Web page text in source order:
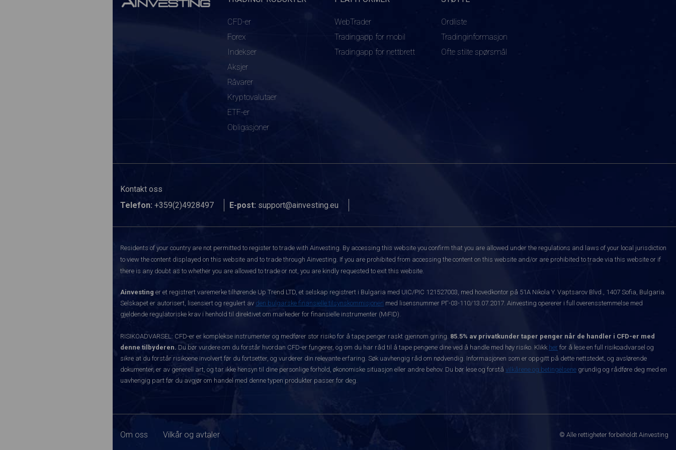
CFD-er
Forex
Indekser
Aksjer
Råvarer
Kryptovalutaer
ETF-er
Obligasjoner
WebTrader
Tradingapp for mobil
Tradingapp for nettbrett
Ordliste
Tradinginformasjon
Ofte stilte spørsmål
Kontakt oss
Telefon: +359(2)4928497 E-post: support@ainvesting.eu
Residents of your country are not permitted to register to trade with Ainvesting. By accessing this website you confirm that you are allowed under the regulations and laws of your local jurisdiction
to view the content displayed on this website and to trade through Ainvesting. If you are prohibited from accessing the content on this website and/or are prohibited to trade via this website or if
there is any doubt as to whether you are allowed to trade or not, you are kindly requested to exit this website.
Ainvesting er et registrert varemerke tilhørende Up Trend LTD, et selskap registrert i Bulgaria med UIC/PIC 121527003, med hovedkontor på 51A Nikola Y. Vaptsarov Blvd., 1407 Sofia, Bulgaria.
Selskapet er autorisert, lisensiert og regulert av den bulgarske finansielle tilsynskommisjonen med lisensnummer РГ-03-110/13.07.2017. Ainvesting opererer i full overensstemmelse med
gjeldende regulatoriske krav i henhold til direktivet om markeder for finansielle instrumenter (MiFID).
RISIKOADVARSEL: CFD-er er komplekse instrumenter og medfører stor risiko for å tape penger raskt gjennom giring. 85.5% av privatkunder taper penger når de handler i CFD-er med
denne tilbyderen. Du bør vurdere om du forstår hvordan CFD-er fungerer, og om du har råd til å tape pengene dine ved å handle med høy risiko. Klikk her for å lese en full risikoadvarsel og
sikre at du forstår risikoene involvert før du fortsetter, og vurderer din relevante erfaring. Søk uavhengig råd om nødvendig. Informasjonen som er oppgitt på dette nettstedet, og avslørende
dokumenter, er av generell art, og tar ikke hensyn til dine personlige forhold, økonomiske situasjon eller andre behov. Du bør lese og forstå vilkårene og betingelsene grundig og rådføre deg med en
uavhengig part før du avgjør om handel med denne typen produkter passer for deg.
Om oss Vilkår og avtaler © Alle rettigheter forbeholdt Ainvesting